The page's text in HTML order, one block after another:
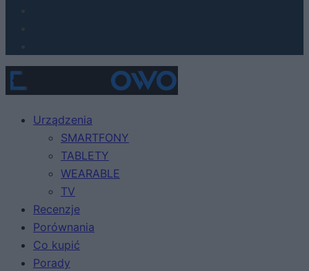
Urządzenia
SMARTFONY
TABLETY
WEARABLE
TV
Recenzje
Porównania
Co kupić
Porady